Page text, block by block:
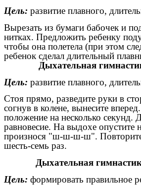
Цель: развитие плавного,
Вырезать из бумаги бабочек и
нитках. Предложить ребенку
чтобы она полетела (при этом
ребенок сделал длительный
Дыхательная
Цель: развитие плавного,
Стоя прямо, разведите руки в
согнув в колене, вынесите
положение на несколько секунд.
равновесие. На выдохе опустите
произнося "ш-ш-ш-ш".
шесть-семь раз.
Дыхательная
Цель: формировать правильное